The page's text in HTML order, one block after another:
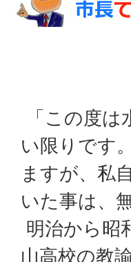
「この度
い限りです
ますが、私
いた事は、
明治から昭
山高校の教